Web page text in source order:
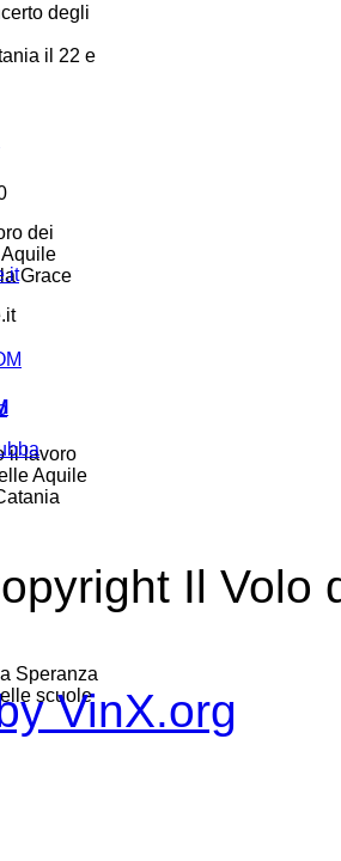
degli
il 22 e
dei
Grace
il lavoro
Aquile
Speranza
scuole
Il Volo